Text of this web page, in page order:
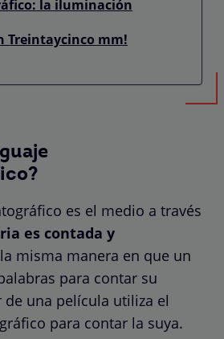
la iluminación
Treintaycinco mm!
es el medio a través
es contada y
misma manera en que un
para contar su
una película utiliza el
para contar la suya.